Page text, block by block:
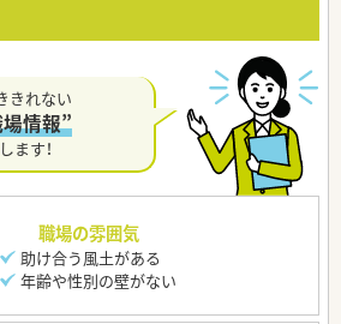
きれない
情報”
ます！
職場の雰囲気
助け合う風土がある
年齢や性別の壁がない